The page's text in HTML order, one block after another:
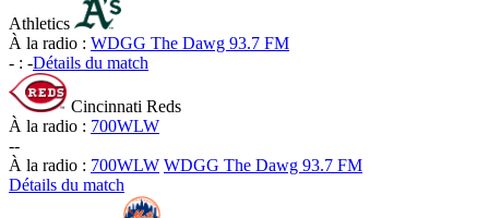
Athletics
À la radio : WDGG The Dawg 93.7 FM
- : -Détails du match
Cincinnati Reds
À la radio : 700WLW
--
À la radio : 700WLW WDGG The Dawg 93.7 FM
Détails du match